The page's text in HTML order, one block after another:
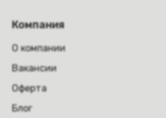
Компания
О компании
Вакансии
Оферта
Блог